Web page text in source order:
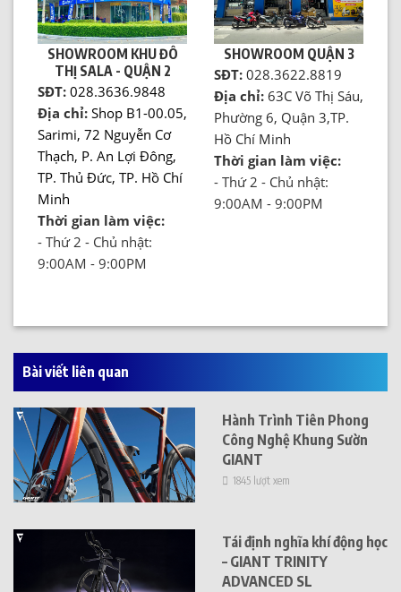
SHOWROOM KHU ĐÔ
THỊ SALA - QUẬN 2
SĐT: 028.3636.9848
Địa chỉ: Shop B1-00.05,
Sarimi, 72 Nguyễn Cơ
Thạch, P. An Lợi Đông,
TP. Thủ Đức, TP. Hồ Chí
Minh
Thời gian làm việc:
- Thứ 2 - Chủ nhật:
9:00AM - 9:00PM
SHOWROOM QUẬN 3
SĐT: 028.3622.8819
Địa chỉ: 63C Võ Thị Sáu,
Phường 6, Quận 3,TP.
Hồ Chí Minh
Thời gian làm việc:
- Thứ 2 - Chủ nhật:
9:00AM - 9:00PM
Bài viết liên quan
Hành Trình Tiên Phong
Công Nghệ Khung Sườn
GIANT
1845 lượt xem
Tái định nghĩa khí động học
– GIANT TRINITY
ADVANCED SL